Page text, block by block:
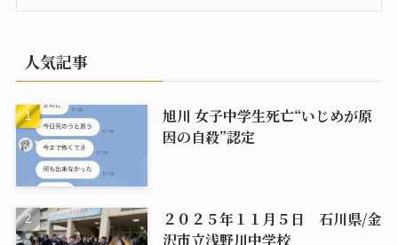
人気記事
旭川 女子中学生死亡“いじめが原
因の自殺”認定
２０２５年１１月５日 石川県/金
沢市立浅野川中学校